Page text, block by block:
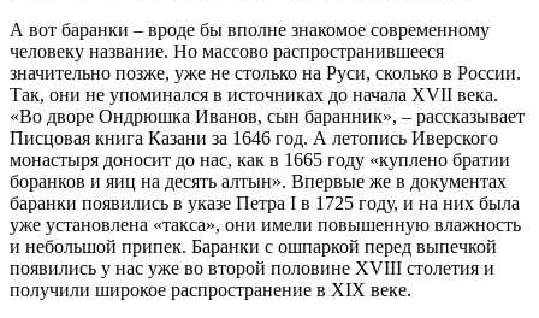
А вот баранки – вроде бы вполне знакомое современному
человеку название. Но массово распространившееся
значительно позже, уже не столько на Руси, сколько в России.
Так, они не упоминался в источниках до начала XVII века.
«Во дворе Ондрюшка Иванов, сын баранник», – рассказывает
Писцовая книга Казани за 1646 год. А летопись Иверского
монастыря доносит до нас, как в 1665 году «куплено братии
боранков и яиц на десять алтын». Впервые же в документах
баранки появились в указе Петра I в 1725 году, и на них была
уже установлена «такса», они имели повышенную влажность
и небольшой припек. Баранки с ошпаркой перед выпечкой
появились у нас уже во второй половине XVIII столетия и
получили широкое распространение в XIX веке.